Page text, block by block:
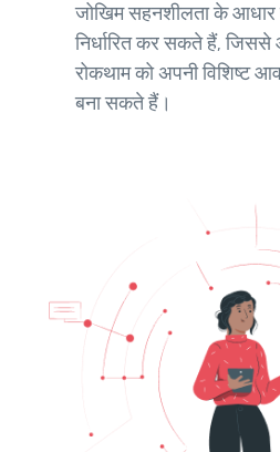
जोखिम सहनशीलता के आधार
निर्धारित कर सकते हैं,
रोकथाम को अपनी
बना सकते हैं।